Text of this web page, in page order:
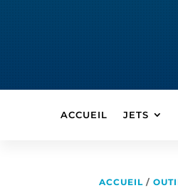
ACCUEIL JETS
ACCUEIL /